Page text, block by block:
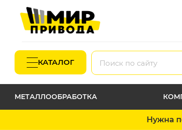
КАТАЛОГ
МЕТАЛЛООБРАБОТКА
Нужна